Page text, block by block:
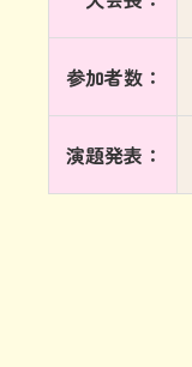
参加者数：
演題発表：